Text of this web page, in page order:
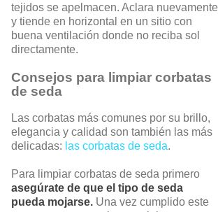
tejidos se apelmacen. Aclara nuevamente
y tiende en horizontal en un sitio con
buena ventilación donde no reciba sol
directamente.
Consejos para limpiar corbatas
de seda
Las corbatas más comunes por su brillo,
elegancia y calidad son también las más
delicadas: las corbatas de seda.
Para limpiar corbatas de seda primero
asegúrate de que el tipo de seda
pueda mojarse. Una vez cumplido este